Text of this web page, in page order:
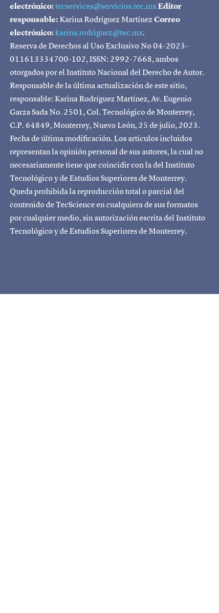
electrónico:tecservices@servicios.tec.mxEditor
responsable:Karina Rodríguez MartínezCorreo
electrónico:karina.rodriguez@tec.mx.
Reserva de Derechos al Uso Exclusivo No 04-2023-
011613334700-102, ISSN: 2992-7668, ambos
otorgados por el Instituto Nacional del Derecho de Autor.
Responsable de la última actualización de este sitio,
responsable: Karina Rodríguez Martínez, Av. Eugenio
Garza Sada No. 2501, Col. Tecnológico de Monterrey,
C.P. 64849, Monterrey, Nuevo León, 25 de julio, 2023.
Fecha de última modificación. Los artículos incluidos
representan la opinión personal de sus autores, la cual no
necesariamente tiene que coincidir con la del Instituto
Tecnológico y de Estudios Superiores de Monterrey.
Queda prohibida la reproducción total o parcial del
contenido de TecScience en cualquiera de sus formatos
por cualquier medio, sin autorización escrita del Instituto
Tecnológico y de Estudios Superiores de Monterrey.